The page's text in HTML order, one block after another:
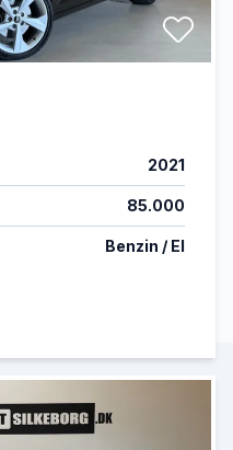
2021
85.000
Benzin / El